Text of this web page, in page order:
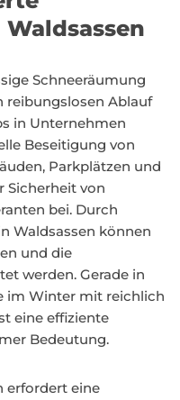
Schneeräumung
reibungslosen Ablauf
in Unternehmen
Beseitigung von
Parkplätzen und
Sicherheit von
bei. Durch
Waldsassen können
und die
werden. Gerade in
im Winter mit reichlich
eine effiziente
Bedeutung.
erfordert eine